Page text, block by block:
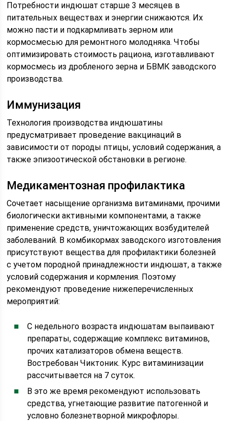
Потребности индюшат старше 3 месяцев в
питательных веществах и энергии снижаются. Их
можно пасти и подкармливать зерном или
кормосмесью для ремонтного молодняка. Чтобы
оптимизировать стоимость рациона, изготавливают
кормосмесь из дробленого зерна и БВМК заводского
производства.
Иммунизация
Технология производства индюшатины
предусматривает проведение вакцинаций в
зависимости от породы птицы, условий содержания, а
также эпизоотической обстановки в регионе.
Медикаментозная профилактика
Сочетает насыщение организма витаминами, прочими
биологически активными компонентами, а также
применение средств, уничтожающих возбудителей
заболеваний. В комбикормах заводского изготовления
присутствуют вещества для профилактики болезней
с учетом породной принадлежности индюшат, а также
условий содержания и кормления. Поэтому
рекомендуют проведение нижеперечисленных
мероприятий:
С недельного возраста индюшатам выпаивают
препараты, содержащие комплекс витаминов,
прочих катализаторов обмена веществ.
Востребован Чиктоник. Курс витаминизации
рассчитывается на 7 суток.
В это же время рекомендуют использовать
средства, угнетающие развитие патогенной и
условно болезнетворной микрофлоры.